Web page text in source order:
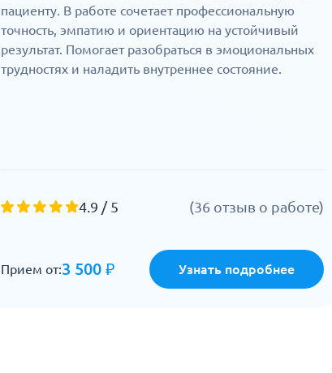
пациенту. В работе сочетает профессиональную
точность, эмпатию и ориентацию на устойчивый
результат. Помогает разобраться в эмоциональных
трудностях и наладить внутреннее состояние.
4.9 / 5 (36 отзыв о работе)
Прием от:3 500 ₽ Узнать подробнее